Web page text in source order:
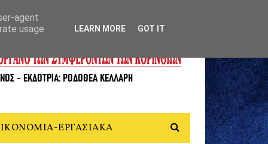
ΕΡΓΑΣΙΑΚΑ
agent
usage
LEARN MORE GOT IT